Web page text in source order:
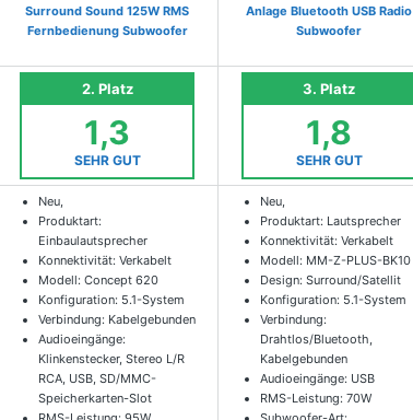
Surround Sound 125W RMS
Fernbedienung Subwoofer
Anlage Bluetooth USB Radio
Subwoofer
2. Platz
1,3
SEHR GUT
3. Platz
1,8
SEHR GUT
Neu,
Produktart:
Einbaulautsprecher
Konnektivität: Verkabelt
Modell: Concept 620
Konfiguration: 5.1-System
Verbindung: Kabelgebunden
Audioeingänge:
Klinkenstecker, Stereo L/R
RCA, USB, SD/MMC-
Speicherkarten-Slot
Neu,
Produktart: Lautsprecher
Konnektivität: Verkabelt
Modell: MM-Z-PLUS-BK10
Design: Surround/Satellit
Konfiguration: 5.1-System
Verbindung:
Drahtlos/Bluetooth,
Kabelgebunden
Audioeingänge: USB
RMS-Leistung: 70W